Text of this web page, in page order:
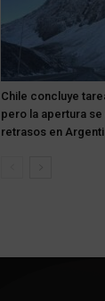
Chile concluye
pero la apertura
retrasos en